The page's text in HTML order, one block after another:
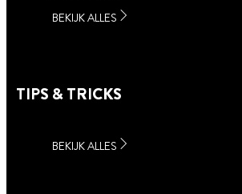
BEKIJK ALLES
TIPS & TRICKS
BEKIJK ALLES